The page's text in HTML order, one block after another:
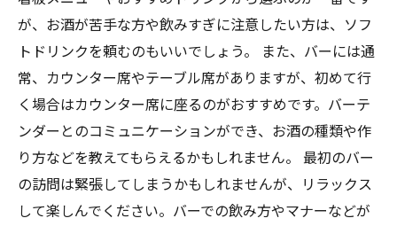
が、お酒が苦手な方や飲みすぎに注意したい方は、ソフ
トドリンクを頼むのもいいでしょう。 また、バーには通
常、カウンター席やテーブル席がありますが、初めて行
く場合はカウンター席に座るのがおすすめです。バーテ
ンダーとのコミュニケーションができ、お酒の種類や作
り方などを教えてもらえるかもしれません。 最初のバー
の訪問は緊張してしまうかもしれませんが、リラックス
して楽しんでください。バーでの飲み方やマナーなどが